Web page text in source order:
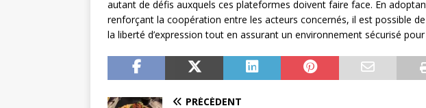
autant de défis auxquels ces plateformes doivent faire face. En
renforçant la coopération entre les acteurs concernés, il est possible
la liberté d’expression tout en assurant un environnement sécurisé
PRÉCÉDENT